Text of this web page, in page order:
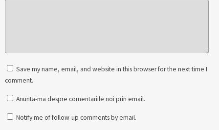
Save my name, email, and website in this browser for the next time I
comment.
Anunta-ma despre comentariile noi prin email.
Notify me of follow-up comments by email.